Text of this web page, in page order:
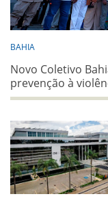
BAHIA
Novo Coletivo
prevenção à